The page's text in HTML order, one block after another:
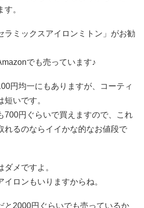
。
ラミックスアイロンミトン」がお勧
でも売っています♪
円均一にもありますが、コーティ
いです。
700円ぐらいで買えますので、これ
れるのならイイかな的なお値段で
ダメですよ。
ロンもいりますからね。
と2000円ぐらいでも売っているか